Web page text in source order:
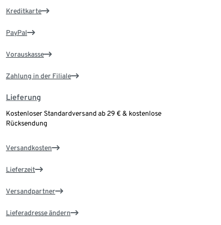
Kreditkarte
PayPal
Vorauskasse
Zahlung in der Filiale
Lieferung
Kostenloser Standardversand ab 29 € & kostenlose
Rücksendung
Versandkosten
Lieferzeit
Versandpartner
Lieferadresse ändern